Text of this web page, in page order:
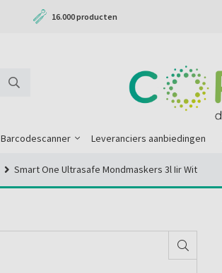
16.000 producten
Leveranciers aanbiedingen
Smart One Ultrasafe Mondmaskers 3l Iir Wit